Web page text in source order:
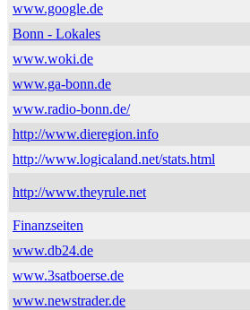
www.google.de
Bonn - Lokales
www.woki.de
www.ga-bonn.de
www.radio-bonn.de/
http://www.dieregion.info
http://www.logicaland.net/stats.html
http://www.theyrule.net
Finanzseiten
www.db24.de
www.3satboerse.de
www.newstrader.de